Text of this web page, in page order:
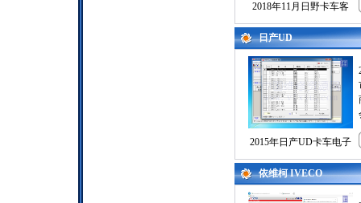
2018年11月日野卡车客
日产UD
2015年日产UD卡车电子
依维柯 IVECO